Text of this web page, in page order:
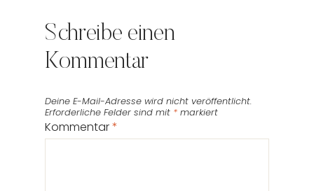
Schreibe einen
Kommentar
Deine E-Mail-Adresse wird nicht veröffentlicht.
Erforderliche Felder sind mit * markiert
Kommentar*